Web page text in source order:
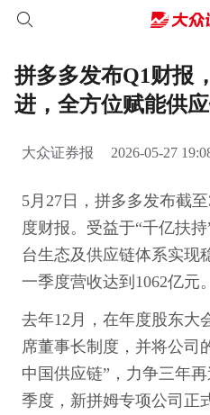
拼多多发布Q1财报
进，全方位赋能供
大众证券报 2026-05-27
5月27日，拼多多发布截
度财报。受益于“千亿扶
台生态及供应链体系实现
一季度营收达到1062亿元。
去年12月，在年度股东大
席董事长制度，并将公司
中国供应链”，力争三年
季度，新拼姆专项公司正